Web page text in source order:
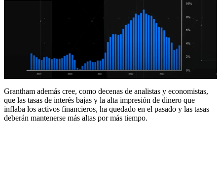
Grantham además cree, como decenas de analistas y economistas,
que las tasas de interés bajas y la alta impresión de dinero que
inflaba los activos financieros, ha quedado en el pasado y las tasas
deberán mantenerse más altas por más tiempo.